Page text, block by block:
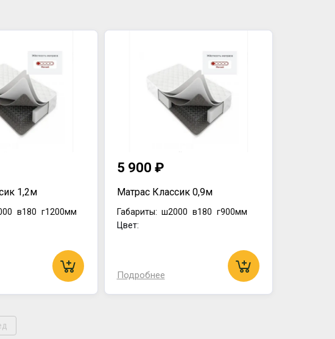
1,2м
в180 г1200мм
5 900 ₽
Матрас Классик 0,9м
Габариты: ш2000 в180 г900мм
Цвет:
Подробнее